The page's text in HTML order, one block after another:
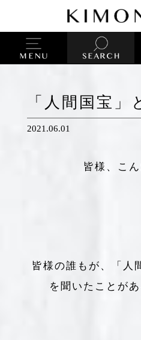
「人間国宝」
2021.06.01
皆様、こん
皆様の誰もが、「人
を聞いたことが